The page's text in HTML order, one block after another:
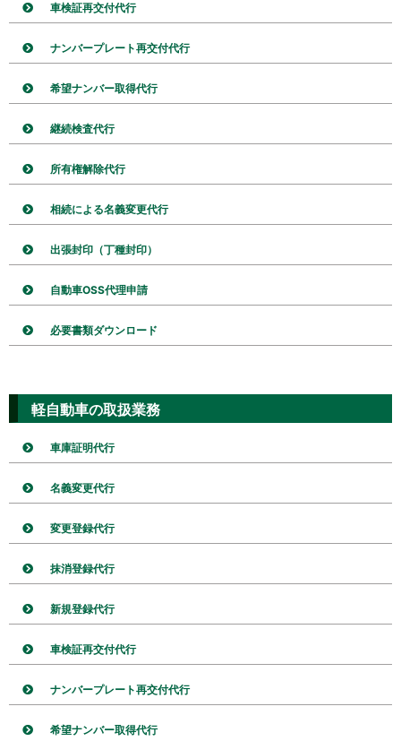
車検証再交付代行
ナンバープレート再交付代行
希望ナンバー取得代行
継続検査代行
所有権解除代行
相続による名義変更代行
出張封印（丁種封印）
自動車OSS代理申請
必要書類ダウンロード
軽自動車の取扱業務
車庫証明代行
名義変更代行
変更登録代行
抹消登録代行
新規登録代行
車検証再交付代行
ナンバープレート再交付代行
希望ナンバー取得代行